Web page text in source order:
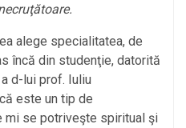
alege specialitatea, de
încă din studenţie, datorită
d-lui prof. Iuliu
este un tip de
mi se potriveşte spiritual şi